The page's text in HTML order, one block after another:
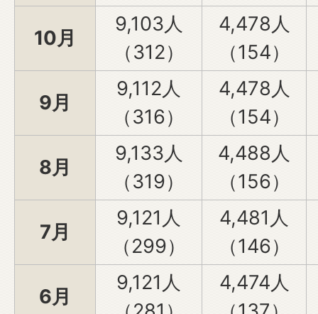
10月
9,103人
（312）
4,478人
（154）
9月
9,112人
（316）
4,478人
（154）
8月
9,133人
（319）
4,488人
（156）
7月
9,121人
（299）
4,481人
（146）
6月
9,121人
4,474人